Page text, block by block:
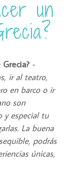
un
-
ir al teatro,
en barco o ir
son
y especial tu
La buena
podrás
únicas,